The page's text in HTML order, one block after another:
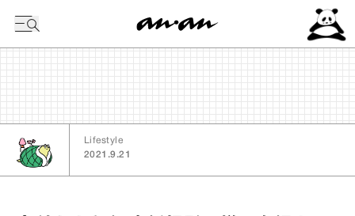
Lifestyle
2021.9.21